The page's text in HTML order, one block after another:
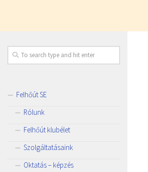
Felhőút SE
Rólunk
Felhőút klubélet
Szolgáltatásaink
Oktatás – képzés